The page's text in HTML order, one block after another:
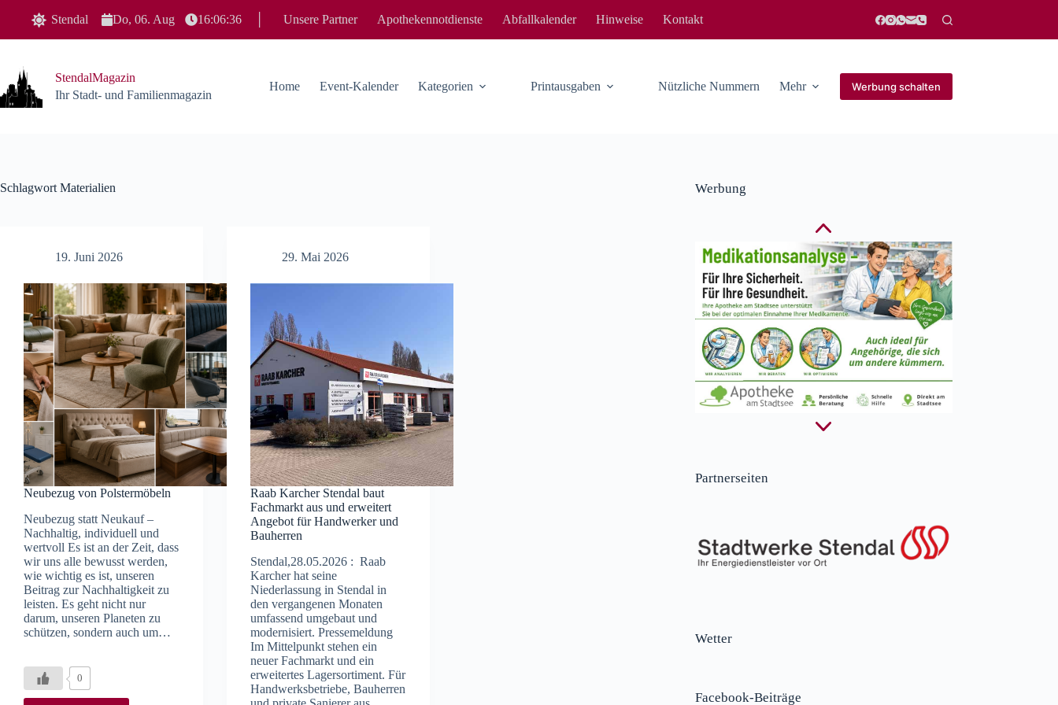
Stendal Do, 06. Aug 16:06:37 Unsere Partner Apothekennotdienste Abfallkalender Hinweise Kontakt
StendalMagazin
Ihr Stadt- und Familienmagazin
Home Event-Kalender Kategorien Printausgaben Nützliche Nummern Mehr Werbung schalten
Schlagwort Materialien
19. Juni 2026
Neubezug von Polstermöbeln
Neubezug statt Neukauf –
Nachhaltig, individuell und
wertvoll Es ist an der Zeit, dass
wir uns alle bewusst werden,
wie wichtig es ist, unseren
Beitrag zur Nachhaltigkeit zu
leisten. Es geht nicht nur
darum, unseren Planeten zu
schützen, sondern auch um…
0
29. Mai 2026
Raab Karcher Stendal baut
Fachmarkt aus und erweitert
Angebot für Handwerker und
Bauherren
Stendal,28.05.2026 : Raab
Karcher hat seine
Niederlassung in Stendal in
den vergangenen Monaten
umfassend umgebaut und
modernisiert. Pressemeldung
Im Mittelpunkt stehen ein
neuer Fachmarkt und ein
erweitertes Lagersortiment. Für
Handwerksbetriebe, Bauherren
Werbung
Partnerseiten
Wetter
Facebook-Beiträge